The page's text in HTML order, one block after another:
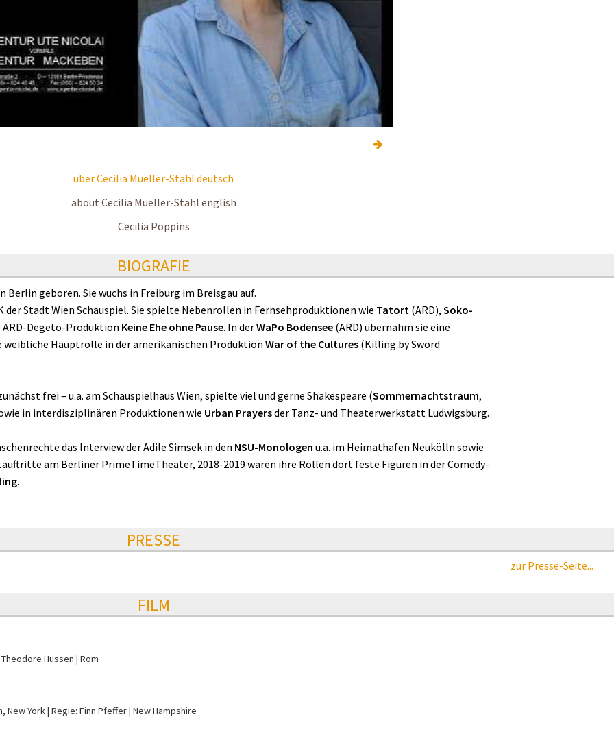
über Cecilia Mueller-Stahl deutsch
about Cecilia Mueller-Stahl english
Cecilia Poppins
BIOGRAFIE
Berlin geboren. Sie wuchs in Freiburg im Breisgau auf.
der Stadt Wien Schauspiel. Sie spielte Nebenrollen in Fernsehproduktionen wie Tatort (ARD), Soko-
ARD-Degeto-Produktion Keine Ehe ohne Pause. In derWaPo Bodensee (ARD) übernahm sie eine
weibliche Hauptrolle in der amerikanischen Produktion War of the Cultures (Killing by Sword
frei – u.a. am Schauspielhaus Wien, spielte viel und gerne Shakespeare (Sommernachtstraum,
in interdisziplinären Produktionen wie Urban Prayersder Tanz- und Theaterwerkstatt Ludwigsburg.
das Interview der Adile Simsek in den NSU-Monologen u.a. im Heimathafen Neukölln sowie
am Berliner PrimeTimeTheater, 2018-2019 waren ihre Rollen dort feste Figuren in der Comedy-
.
PRESSE
zur Presse-Seite...
FILM
Hussen Rom
New York Regie: Finn Pfeffer New Hampshire